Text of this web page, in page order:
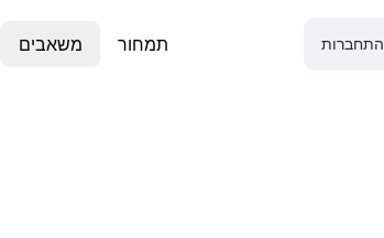
משאבים תמחור התחברות